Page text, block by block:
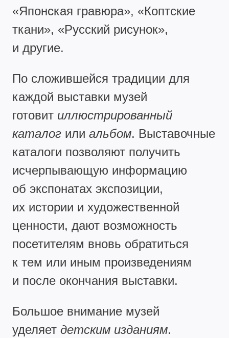
«Японская гравюра», «Коптские
ткани», «Русский рисунок»,
и другие.
По сложившейся традиции для
каждой выставки музей
готовит иллюстрированный
каталог или альбом. Выставочные
каталоги позволяют получить
исчерпывающую информацию
об экспонатах экспозиции,
их истории и художественной
ценности, дают возможность
посетителям вновь обратиться
к тем или иным произведениям
и после окончания выставки.
Большое внимание музей
уделяет детским изданиям.